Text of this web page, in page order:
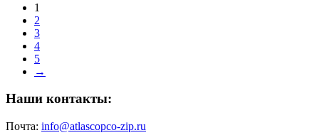
1
2
3
4
5
→
Наши контакты:
Почта: info@atlascopco-zip.ru